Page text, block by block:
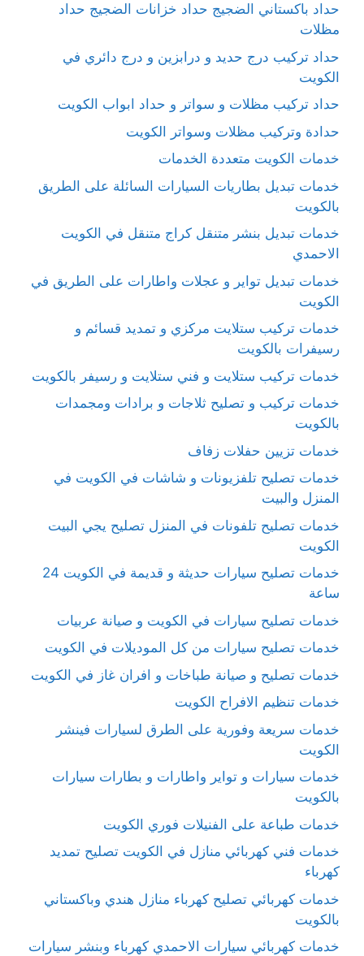
حداد باكستاني الضجيج حداد خزانات الضجيج حداد
مظلات
حداد تركيب درج حديد و درابزين و درج دائري في
الكويت
حداد تركيب مظلات و سواتر و حداد ابواب الكويت
حدادة وتركيب مظلات وسواتر الكويت
خدمات الكويت متعددة الخدمات
خدمات تبديل بطاريات السيارات السائلة على الطريق
بالكويت
خدمات تبديل بنشر متنقل كراج متنقل في الكويت
الاحمدي
خدمات تبديل تواير و عجلات واطارات على الطريق في
الكويت
خدمات تركيب ستلايت مركزي و تمديد قسائم و
رسيفرات بالكويت
خدمات تركيب ستلايت و فني ستلايت و رسيفر بالكويت
خدمات تركيب و تصليح ثلاجات و برادات ومجمدات
بالكويت
خدمات تزيين حفلات زفاف
خدمات تصليح تلفزيونات و شاشات في الكويت في
المنزل والبيت
خدمات تصليح تلفونات في المنزل تصليح يجي البيت
الكويت
خدمات تصليح سيارات حديثة و قديمة في الكويت 24
ساعة
خدمات تصليح سيارات في الكويت و صيانة عربيات
خدمات تصليح سيارات من كل الموديلات في الكويت
خدمات تصليح و صيانة طباخات و افران غاز في الكويت
خدمات تنظيم الافراح الكويت
خدمات سريعة وفورية على الطرق لسيارات فينشر
الكويت
خدمات سيارات و تواير واطارات و بطارات سيارات
بالكويت
خدمات طباعة على الفنيلات فوري الكويت
خدمات فني كهربائي منازل في الكويت تصليح تمديد
كهرباء
خدمات كهربائي تصليح كهرباء منازل هندي وباكستاني
بالكويت
خدمات كهربائي سيارات الاحمدي كهرباء وبنشر سيارات